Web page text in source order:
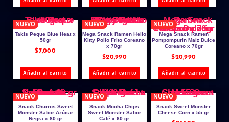
NUEVO
Takis Peque Blue Heat x
50gr
$7,000
Añadir al carrito
NUEVO
Mega Snack Ramen Hello
Kitty Pollo Frito Coreano
x 70gr
$20,990
Añadir al carrito
NUEVO
Mega Snack Ramen
Pompompurin Maíz Dulce
Coreano x 70gr
$20,990
Añadir al carrito
NUEVO
Snack Churros Sweet
Monster Sabor Azúcar
Negra x 80 gr
NUEVO
Snack Mocha Chips
Sweet Monster Sabor
Café x 60 gr
NUEVO
Snack Sweet Monster
Cheese Corn x 55 gr